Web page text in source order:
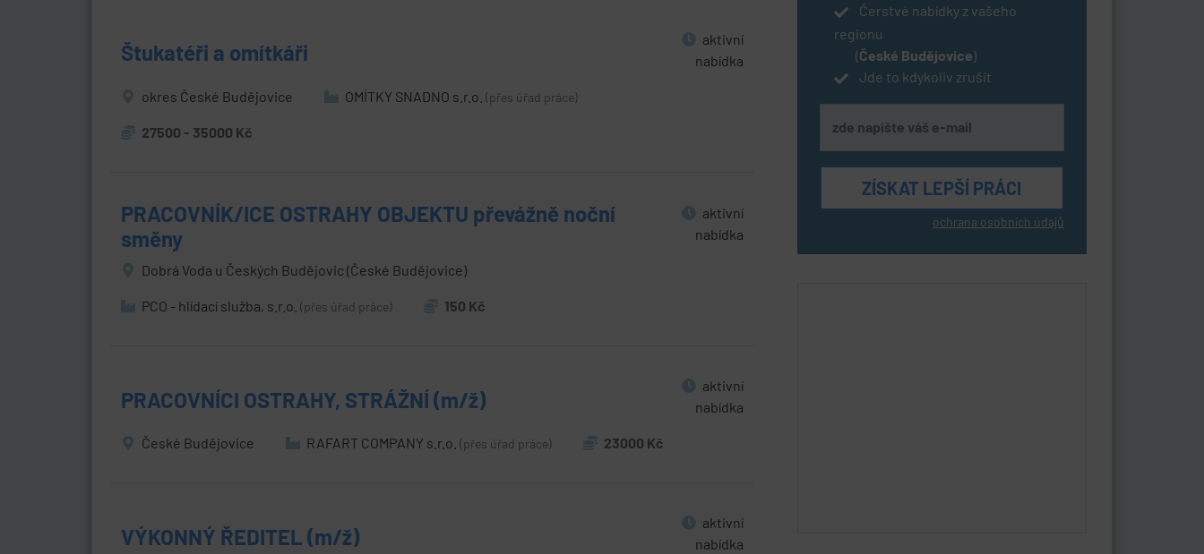
Štukatéři a omítkáři
aktivní
nabídka
okres České Budějovice OMÍTKY SNADNO s.r.o. (přes úřad práce)
27500 - 35000 Kč
PRACOVNÍK/ICE OSTRAHY OBJEKTU převážně noční
směny
aktivní
nabídka
Dobrá Voda u Českých Budějovic (České Budějovice)
PCO - hlídací služba, s.r.o. (přes úřad práce) 150 Kč
PRACOVNÍCI OSTRAHY, STRÁŽNÍ (m/ž)
aktivní
nabídka
České Budějovice RAFART COMPANY s.r.o. (přes úřad práce) 23000 Kč
VÝKONNÝ ŘEDITEL (m/ž)
aktivní
nabídka
Čerstvé nabídky z vašeho
regionu
(České Budějovice)
Jde to kdykoliv zrušit
ochrana osobních údajů